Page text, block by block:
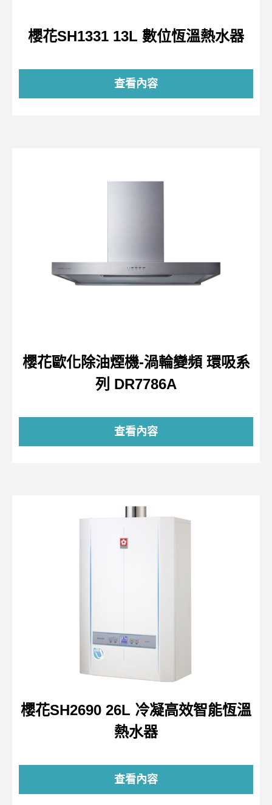
櫻花SH1331 13L 數位恆溫熱水器
查看內容
櫻花歐化除油煙機-渦輪變頻 環吸系
列 DR7786A
查看內容
櫻花SH2690 26L 冷凝高效智能恆溫
熱水器
查看內容